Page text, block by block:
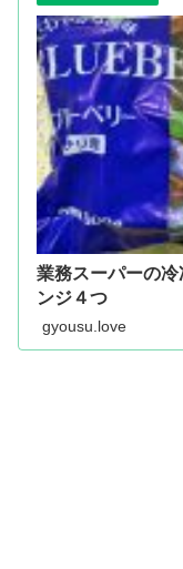
業務スーパーの
ンジ４つ
gyousu.love